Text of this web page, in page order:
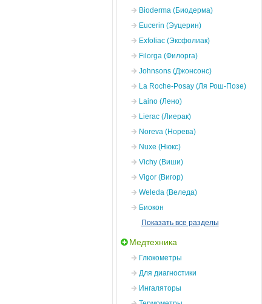
Bioderma (Биодерма)
Eucerin (Эуцерин)
Exfoliac (Эксфолиак)
Filorga (Филорга)
Johnsons (Джонсонс)
La Roche-Posay (Ля Рош-Позе)
Laino (Лено)
Lierac (Лиерак)
Noreva (Норева)
Nuxe (Нюкс)
Vichy (Виши)
Vigor (Вигор)
Weleda (Веледа)
Биокон
Показать все разделы
Медтехника
Глюкометры
Для диагностики
Ингаляторы